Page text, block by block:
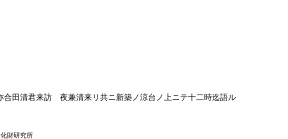
田清君来訪 夜兼清来リ共ニ新築ノ涼台ノ上ニテ十二時迄語ル
財研究所